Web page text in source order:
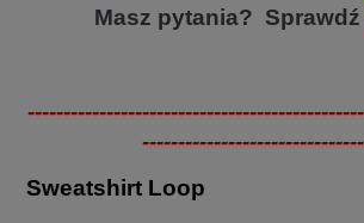
Masz pytania? Sprawdź
Sweatshirt Loop